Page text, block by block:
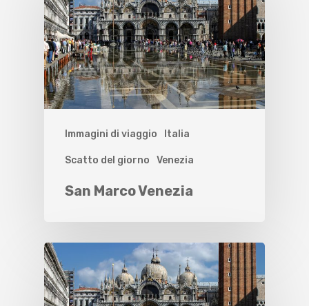
Immagini di viaggio Italia
Scatto del giorno Venezia
San Marco Venezia